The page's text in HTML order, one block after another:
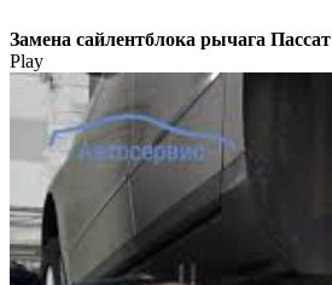
Замена сайлентблока рычага Пассат
Play